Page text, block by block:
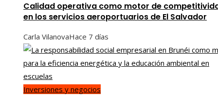
Calidad operativa como motor de
en los servicios aeroportuarios de El Salvador
Carla VilanovaHace 7 días
Inversiones y negocios